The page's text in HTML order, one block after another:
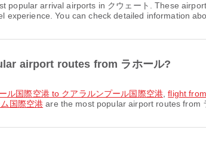
popular arrival airports in クウェート. These
experience. You can check detailed information
airport routes from ラホール?
ル国際空港 to クアラルンプール国際空港 ,flight
国際空港 are the most popular airport routes from